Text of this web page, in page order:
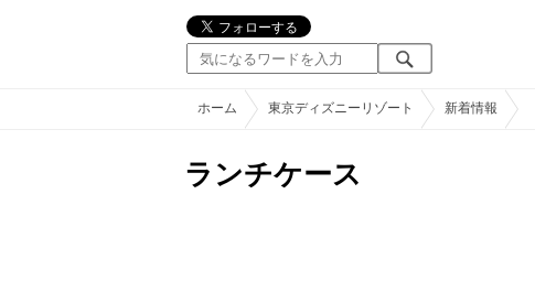
ホーム 東京ディズニーリゾート 新着情報
ランチケース